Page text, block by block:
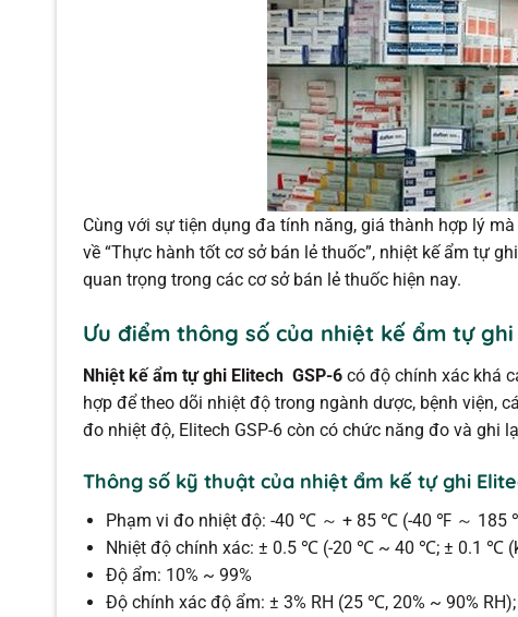
Cùng với sự tiện dụng đa tính năng, giá thành hợp lý
về “Thực hành tốt cơ sở bán lẻ thuốc”, nhiệt kế ẩm tự
quan trọng trong các cơ sở bán lẻ thuốc hiện nay.
Ưu điểm thông số của nhiệt kế ẩm tự ghi
Nhiệt kế ẩm tự ghi Elitech GSP-6 có độ chính xác khá
hợp để theo dõi nhiệt độ trong ngành dược, bệnh viện,
đo nhiệt độ, Elitech GSP-6 còn có chức năng đo và ghi
Thông số kỹ thuật của nhiệt ẩm kế tự ghi
Phạm vi đo nhiệt độ: -40 ℃ ～ + 85 ℃ (-40 ℉ ～ 185
Nhiệt độ chính xác: ± 0.5 ℃ (-20 ℃ ~ 40 ℃; ± 0.1 ℃
Độ ẩm: 10% ~ 99%
Độ chính xác độ ẩm: ± 3% RH (25 ℃, 20% ~ 90% RH);